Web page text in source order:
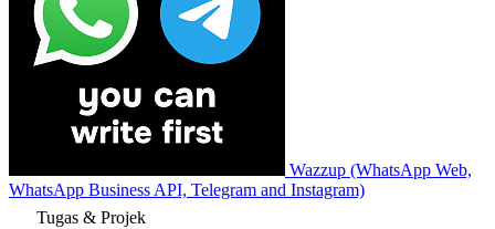
Wazzup (WhatsApp Web,
WhatsApp Business API, Telegram and Instagram)
Tugas & Projek